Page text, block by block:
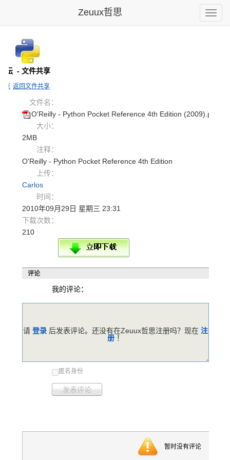
Toggle
Zeuux哲思
坛 - 文件共享
页 返回文件共享
文件名：
O'Reilly - Python Pocket Reference 4th Edition (2009).pdf
大小：
2MB
注释：
O'Reilly - Python Pocket Reference 4th Edition
上传：
Carlos
时间：
2010年09月29日 星期三 23:31
下载次数：
210
评论
我的评论：
匿名身份
发表评论
请 登录 后发表评论。还没有在Zeuux哲思注册吗？现在 注
册 ！
暂时没有评论